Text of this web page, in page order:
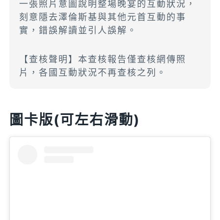
一張照片意圖說明整場晚宴的互動狀況，
刻意隱去澤倫斯基與其他元首互動的事
實，錯誤解讀並引人誤解。
【查核聲明】本查核報告僅查核網傳照
片，各國互動狀況不再查核之列。
圖卡版(可左右滑動)